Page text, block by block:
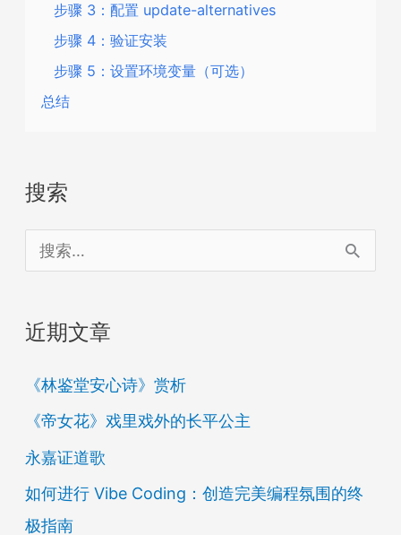
步骤 3：配置 update-alternatives
步骤 4：验证安装
步骤 5：设置环境变量（可选）
总结
搜索
搜
索
近期文章
《林鉴堂安心诗》赏析
《帝女花》戏里戏外的长平公主
永嘉证道歌
如何进行 Vibe Coding：创造完美编程氛围的终
极指南